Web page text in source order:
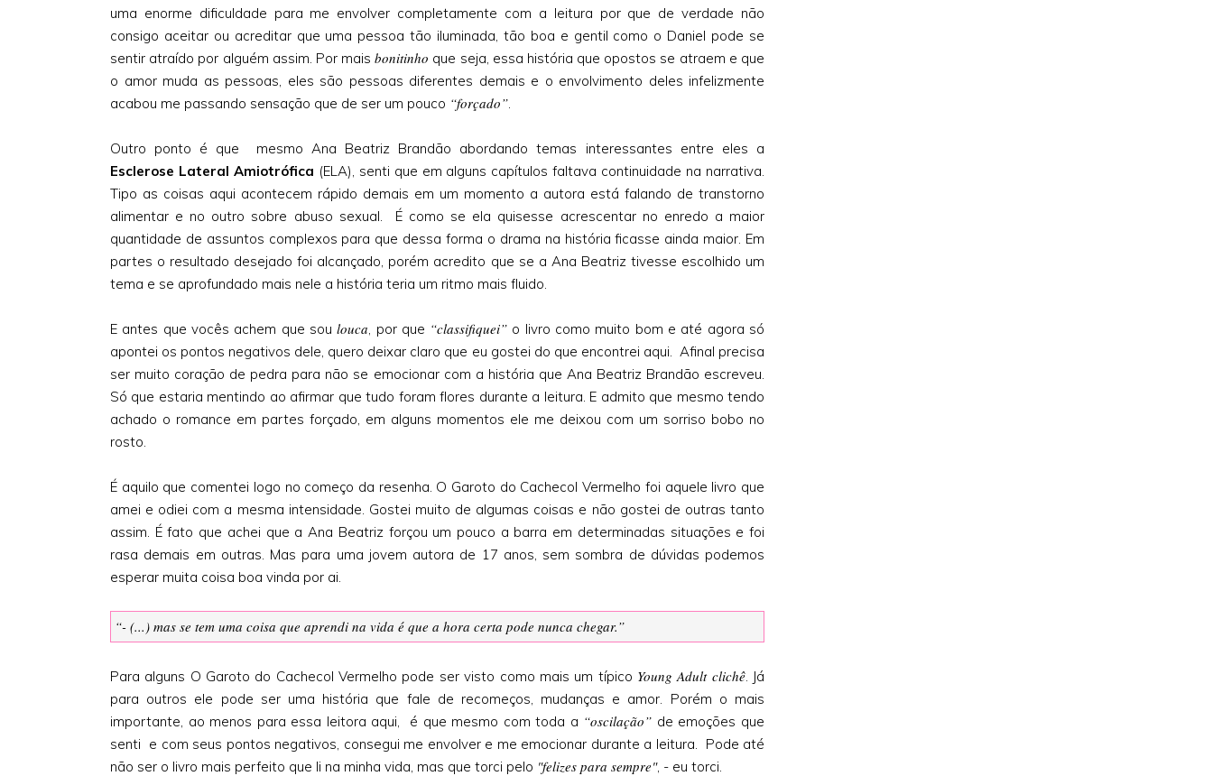
uma enorme dificuldade para me envolver completamente com a leitura por que de verdade não
consigo aceitar ou acreditar que uma pessoa tão iluminada, tão boa e gentil como o Daniel pode se
sentir atraído por alguém assim. Por maisbonitinho que seja, essa história que opostos se atraem e que
o amor muda as pessoas, eles são pessoas diferentes demais e o envolvimento deles infelizmente
acabou me passando sensação que de ser um pouco “forçado”.
Outro ponto é que mesmo Ana Beatriz Brandão abordando temas interessantes entre eles a
Esclerose Lateral Amiotrófica (ELA), senti que em alguns capítulos faltava continuidade na narrativa.
Tipo as coisas aqui acontecem rápido demais em um momento a autora está falando de transtorno
alimentar e no outro sobre abuso sexual. É como se ela quisesse acrescentar no enredo a maior
quantidade de assuntos complexos para que dessa forma o drama na história ficasse ainda maior. Em
partes o resultado desejado foi alcançado, porém acredito que se a Ana Beatriz tivesse escolhido um
tema e se aprofundado mais nele a história teria um ritmo mais fluido.
E antes que vocês achem que soulouca, por que “classifiquei” o livro como muito bom e até agora só
apontei os pontos negativos dele, quero deixar claro que eu gostei do que encontrei aqui. Afinal precisa
ser muito coração de pedra para não se emocionar com a história que Ana Beatriz Brandão escreveu.
Só que estaria mentindo ao afirmar que tudo foram flores durante a leitura. E admito que mesmo tendo
achado o romance em partes forçado, em alguns momentos ele me deixou com um sorriso bobo no
rosto.
É aquilo que comentei logo no começo da resenha. O Garoto do Cachecol Vermelho foi aquele livro que
amei e odiei com a mesma intensidade. Gostei muito de algumas coisas e não gostei de outras tanto
assim. É fato que achei que a Ana Beatriz forçou um pouco a barra em determinadas situações e foi
rasa demais em outras. Mas para uma jovem autora de 17 anos, sem sombra de dúvidas podemos
esperar muita coisa boa vinda por ai.
“- (...) mas se tem uma coisa que aprendi na vida é que a hora certa pode nunca chegar.”
Para alguns O Garoto do Cachecol Vermelho pode ser visto como mais um típico Young Adult clichê. Já
para outros ele pode ser uma história que fale de recomeços, mudanças e amor. Porém o mais
importante, ao menos para essa leitora aqui, é que mesmo com toda a “oscilação” de emoções que
senti e com seus pontos negativos, consegui me envolver e me emocionar durante a leitura. Pode até
não ser o livro mais perfeito que li na minha vida, mas que torci pelo "felizes para sempre", - eu torci.